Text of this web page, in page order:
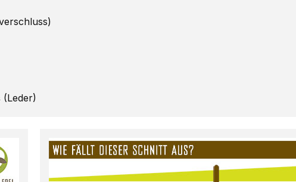
(Leder)